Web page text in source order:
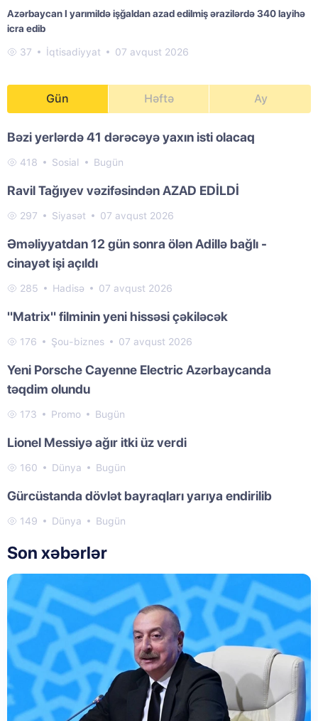
Azərbaycan I yarımildə işğaldan azad edilmiş ərazilərdə 340 layihə
icra edib
37 İqtisadiyyat 07 avqust 2026
Gün Həftə Ay
Bəzi yerlərdə 41 dərəcəyə yaxın isti olacaq
418 Sosial Bugün
Ravil Tağıyev vəzifəsindən AZAD EDİLDİ
297 Siyasət 07 avqust 2026
Əməliyyatdan 12 gün sonra ölən Adillə bağlı -
cinayət işi açıldı
285 Hadisə 07 avqust 2026
"Matrix" filminin yeni hissəsi çəkiləcək
176 Şou-biznes 07 avqust 2026
Yeni Porsche Cayenne Electric Azərbaycanda
təqdim olundu
173 Promo Bugün
Lionel Messiyə ağır itki üz verdi
160 Dünya Bugün
Gürcüstanda dövlət bayraqları yarıya endirilib
149 Dünya Bugün
Son xəbərlər